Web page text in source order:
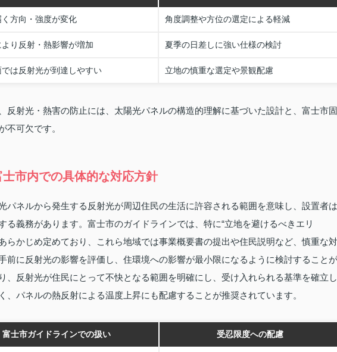
く方向・強度が変化 角度調整や方位の選定による軽減
より反射・熱影響が増加 夏季の日差しに強い仕様の検討
は反射光が到達しやすい 立地の慎重な選定や景観配慮
反射光・熱害の防止には、太陽光パネルの構造的理解に基づいた設計と、富士市固
不可欠です。
市内での具体的な対応方針
パネルから発生する反射光が周辺住民の生活に許容される範囲を意味し、設置者は
る義務があります。富士市のガイドラインでは、特に“立地を避けるべきエリ
らかじめ定めており、これら地域では事業概要書の提出や住民説明など、慎重な対
前に反射光の影響を評価し、住環境への影響が最小限になるように検討することが
、反射光が住民にとって不快となる範囲を明確にし、受け入れられる基準を確立し
、パネルの熱反射による温度上昇にも配慮することが推奨されています。
富士市ガイドラインでの扱い 受忍限度への配慮